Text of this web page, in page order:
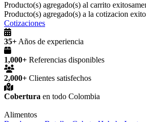
Producto(s) agregado(s) al carrito
Producto(s) agregado(s) a la cotizacion
Cotizaciones
35+ Años de experiencia
1,000+ Referencias disponibles
2,000+ Clientes satisfechos
Cobertura en todo Colombia
Alimentos